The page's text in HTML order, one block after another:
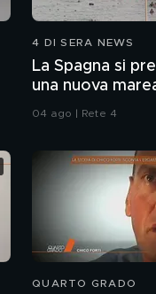
4 DI SERA NEWS
La Spagna si
una nuova
04 ago | Rete 4
QUARTO GRADO